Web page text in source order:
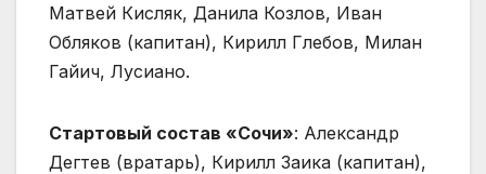
Матвей Кисляк, Данила Козлов, Иван
Обляков (капитан), Кирилл Глебов, Милан
Гайич, Лусиано.
Стартовый состав «Сочи»: Александр
Дегтев (вратарь), Кирилл Заика (капитан),